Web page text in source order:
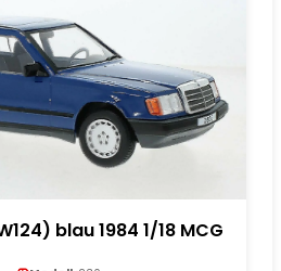
blau 1984 1/18 MCG